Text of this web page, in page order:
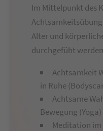
Im Mittelpunkt des
Alter und
durchgefüht
Achtsamkeit
in Ruhe
Achtsame
Bewegung (Yoga)
Meditation im